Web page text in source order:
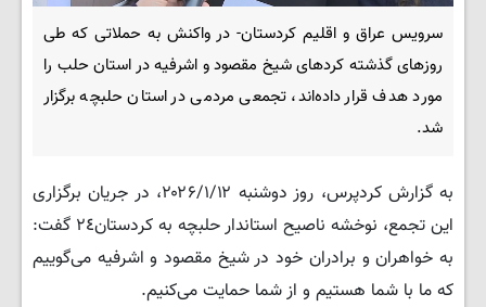
سرویس عراق و اقلیم کردستان- در واکنش به حملاتی که طی
روزهای گذشته کردهای شیخ مقصود و اشرفیه در استان حلب را
مورد هدف قرار دادەاند، تجمعی مردمی در استان حلبچه برگزار
شد.
به گزارش کردپرس، روز دوشنبه ۲۰۲۶/۱/۱۲، در جریان برگزاری
این تجمع، نوخشه ناصیح استاندار حلبچه به کردستان۲٤ گفت:
به خواهران و برادران خود در شیخ مقصود و اشرفیه می‌گوییم
که ما با شما هستیم و از شما حمایت می‌کنیم.